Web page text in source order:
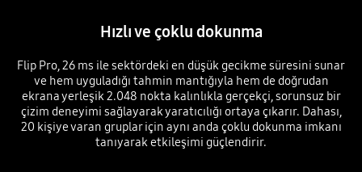
Hızlı ve çoklu dokunma
Flip Pro, 26 ms ile sektördeki en düşük gecikme süresini sunar
ve hem uyguladığı tahmin mantığıyla hem de doğrudan
ekrana yerleşik 2.048 nokta kalınlıkla gerçekçi, sorunsuz bir
çizim deneyimi sağlayarak yaratıcılığı ortaya çıkarır. Dahası,
20 kişiye varan gruplar için aynı anda çoklu dokunma imkanı
tanıyarak etkileşimi güçlendirir.